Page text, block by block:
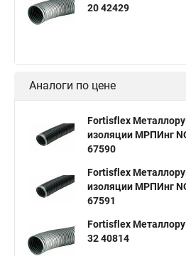
20 42429
Аналоги по цене
Fortisflex
изоляции МРПИнг
67590
Fortisflex
изоляции МРПИнг
67591
Fortisflex
32 40814